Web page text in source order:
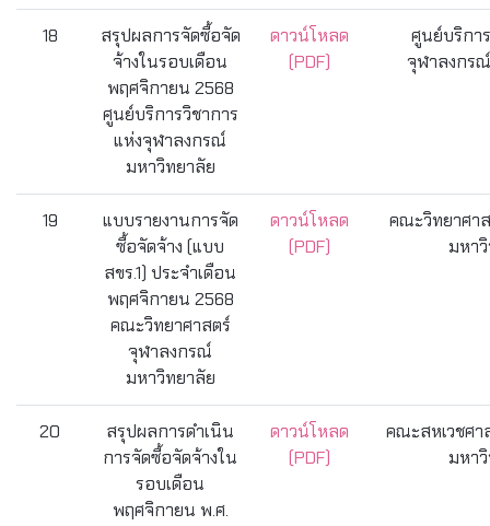
18
สรุปผลการจัดซื้อจัด
จ้างในรอบเดือน
พฤศจิกายน 2568
ศูนย์บริการวิชาการ
แห่งจุฬาลงกรณ์
มหาวิทยาลัย
ดาวน์โหลด
(PDF)
ศูนย์บริกา
จุฬาลงกร
19
แบบรายงานการจัด
ซื้อจัดจ้าง (แบบ
สขร.1) ประจำเดือน
พฤศจิกายน 2568
คณะวิทยาศาสตร์
จุฬาลงกรณ์
มหาวิทยาลัย
ดาวน์โหลด
(PDF)
คณะวิทยาศา
มหา
20
สรุปผลการดำเนิน
การจัดซื้อจัดจ้างใน
รอบเดือน
พฤศจิกายน พ.ศ.
ดาวน์โหลด
(PDF)
คณะสหเวชศ
มหา